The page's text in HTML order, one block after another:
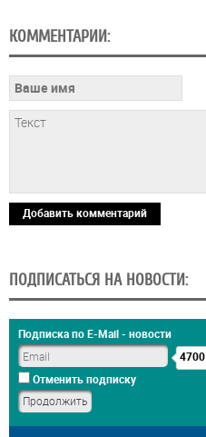
КОММЕНТАРИИ:
Добавить комментарий
ПОДПИСАТЬСЯ НА НОВОСТИ:
Подписка по E-Mail - новости
4700
Отменить подписку